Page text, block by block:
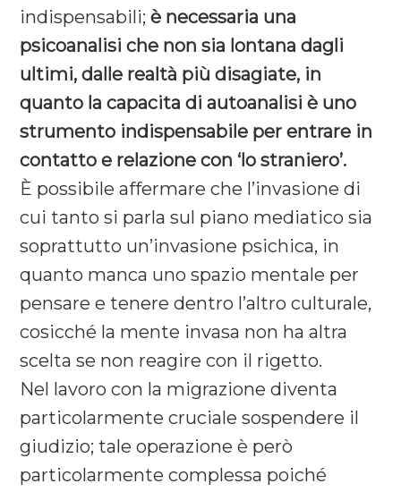
indispensabili;è necessaria una
psicoanalisi che non sia lontana dagli
ultimi, dalle realtà più disagiate, in
quanto la capacita di autoanalisi è uno
strumento indispensabile per entrare in
contatto e relazione con ‘lo straniero’.
È possibile affermare che l’invasione di
cui tanto si parla sul piano mediatico sia
soprattutto un’invasione psichica, in
quanto manca uno spazio mentale per
pensare e tenere dentro l’altro culturale,
cosicché la mente invasa non ha altra
scelta se non reagire con il rigetto.
Nel lavoro con la migrazione diventa
particolarmente cruciale sospendere il
giudizio; tale operazione è però
particolarmente complessa poiché